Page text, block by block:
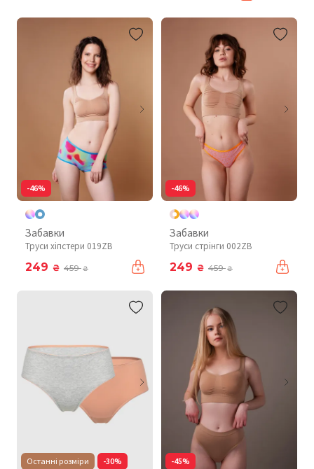
-46%
Забавки
Труси хіпстери 019ZB
249 ₴ 459₴
-46%
Забавки
Труси стрінги 002ZB
249 ₴ 459₴
Останні розміри -30% -45%